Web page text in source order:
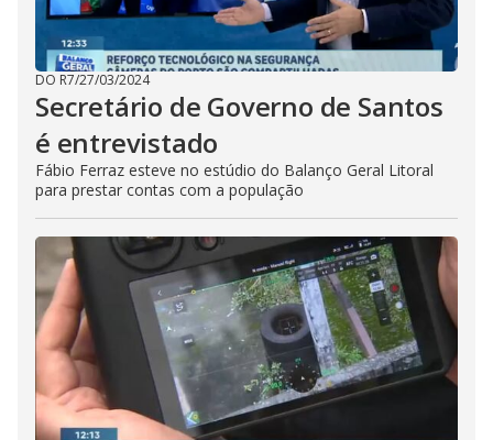
DO R7/27/03/2024
Secretário de Governo de Santos
é entrevistado
Fábio Ferraz esteve no estúdio do Balanço Geral Litoral
para prestar contas com a população